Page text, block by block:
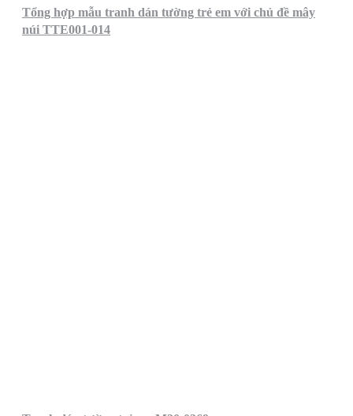
Tổng hợp mẫu tranh dán tường trẻ em với chủ đề mây
núi TTE001-014